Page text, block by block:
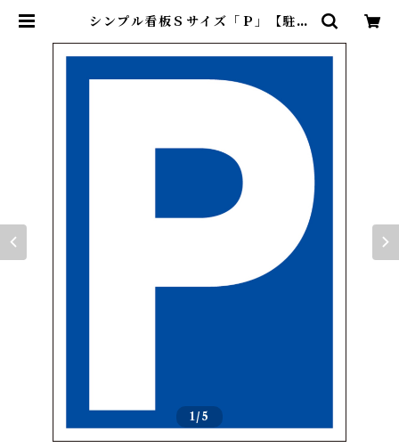
シンプル看板Ｓサイズ「Ｐ」【駐車
1/5